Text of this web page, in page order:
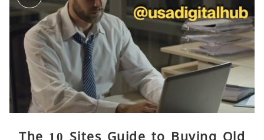
The 10 Sites Guide to Buying Old